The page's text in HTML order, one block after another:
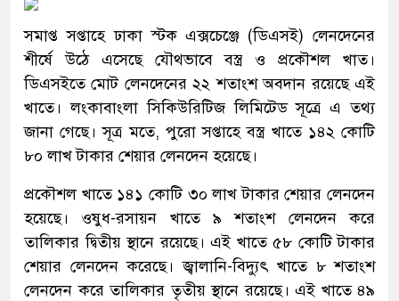
সমাপ্ত সপ্তাহে ঢাকা স্টক এক্সচেঞ্জে (ডিএসই) লেনদেনের
শীর্ষে উঠে এসেছে যৌথভাবে বস্ত্র ও প্রকৌশল খাত।
ডিএসইতে মোট লেনদেনের ২২ শতাংশ অবদান রয়েছে এই
খাতে। লংকাবাংলা সিকিউরিটিজ লিমিটেড সূত্রে এ তথ্য
জানা গেছে। সূত্র মতে, পুরো সপ্তাহে বস্ত্র খাতে ১৪২ কোটি
৮০ লাখ টাকার শেয়ার লেনদেন হয়েছে।
প্রকৌশল খাতে ১৪১ কোটি ৩০ লাখ টাকার শেয়ার লেনদেন
হয়েছে। ওষুধ-রসায়ন খাতে ৯ শতাংশ লেনদেন করে
তালিকার দ্বিতীয় স্থানে রয়েছে। এই খাতে ৫৮ কোটি টাকার
শেয়ার লেনদেন করেছে। জ্বালানি-বিদ্যুৎ খাতে ৮ শতাংশ
লেনদেন করে তালিকার তৃতীয় স্থানে রয়েছে। এই খাতে ৪৯